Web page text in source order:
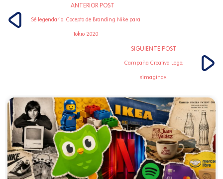
ANTERIOR POST
Sé legendario. Cocepto de Branding Nike para
Tokio 2020
SIGUIENTE POST
Campaña Creativa Lego;
«imagina».